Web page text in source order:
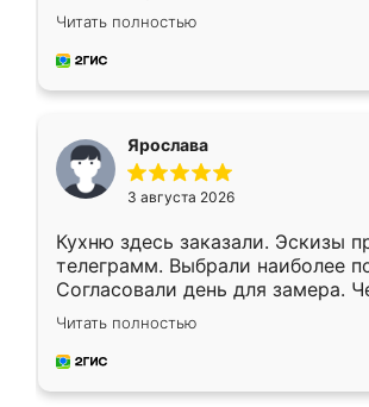
короткие сроки изготовления.
для замера сотрудник Владислав
предложил по моему эскизу
Читать полностью
Ярослава
3 августа 2026
Кухню здесь заказали. Эскизы
телеграмм. Выбрали наиболее
Согласовали день для замера.
недели кухня была уже готова.
довольны работой. Спасибо
мебель за качественную работу!
Читать полностью